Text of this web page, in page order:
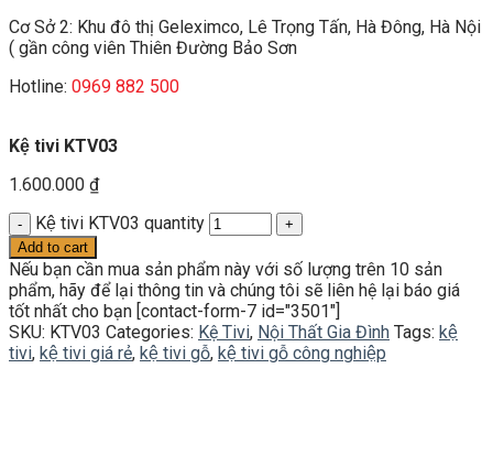
Cơ Sở 2: Khu đô thị Geleximco, Lê Trọng Tấn, Hà Đông, Hà Nội
( gần công viên Thiên Đường Bảo Sơn
Hotline: 0969 882 500
Kệ tivi KTV03
1.600.000 ₫
Kệ tivi KTV03 quantity
Add to cart
Nếu bạn cần mua sản phẩm này với số lượng trên 10 sản
phẩm, hãy để lại thông tin và chúng tôi sẽ liên hệ lại báo giá
tốt nhất cho bạn [contact-form-7 id="3501"]
SKU: KTV03 Categories: Kệ Tivi, Nội Thất Gia Đình Tags: kệ
tivi, kệ tivi giá rẻ, kệ tivi gỗ, kệ tivi gỗ công nghiệp